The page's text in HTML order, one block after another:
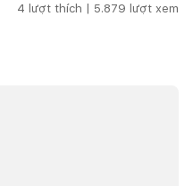
4 lượt thích | 5.879 lượt xem